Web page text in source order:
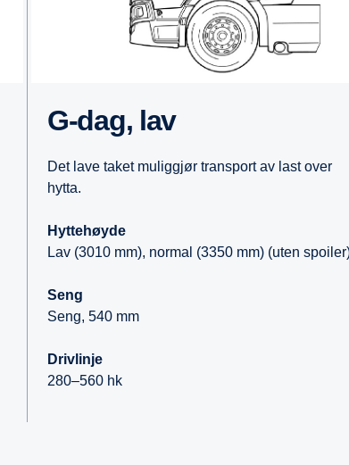
G-dag, lav
Det lave taket muliggjør transport av last over
hytta.
Hyttehøyde
Lav (3010 mm), normal (3350 mm) (uten
Seng
Seng, 540 mm
Drivlinje
280–560 hk